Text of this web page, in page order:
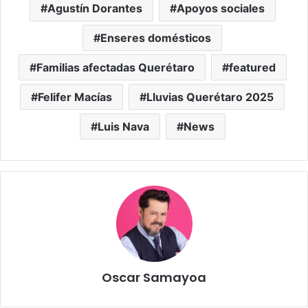
Agustín Dorantes Apoyos sociales
Enseres domésticos
Familias afectadas Querétaro featured
Felifer Macías Lluvias Querétaro 2025
Luis Nava News
Oscar Samayoa